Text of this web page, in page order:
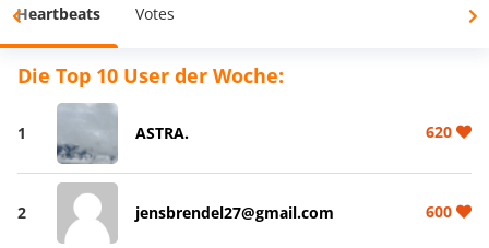
Heartbeats Votes
Die Top 10 User der Woche:
1 ASTRA. 620
2 jensbrendel27@gmail.com 600